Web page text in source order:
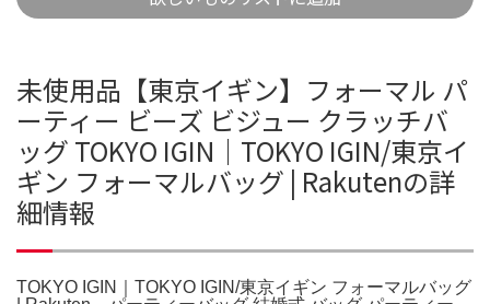
未使用品【東京イギン】フォーマル パ
ーティー ビーズ ビジュー クラッチバ
ッグ TOKYO IGIN｜TOKYO IGIN/東京イ
ギン フォーマルバッグ | Rakutenの詳
細情報
TOKYO IGIN｜TOKYO IGIN/東京イギン フォーマルバッグ